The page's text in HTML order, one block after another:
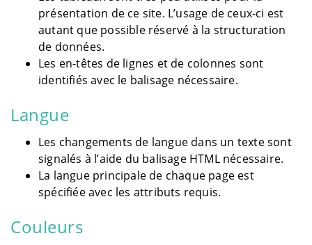
présentation de ce site. L’usage de ceux-ci est
autant que possible réservé à la structuration
de données.
Les en-têtes de lignes et de colonnes sont
identifiés avec le balisage nécessaire.
Langue
Les changements de langue dans un texte sont
signalés à l’aide du balisage HTML nécessaire.
La langue principale de chaque page est
spécifiée avec les attributs requis.
Couleurs